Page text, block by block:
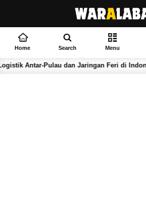
Home Search Menu
dan Jaringan Feri di Indonesia 3